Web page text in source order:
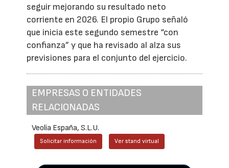
seguir mejorando su resultado neto
corriente en 2026. El propio Grupo señaló
que inicia este segundo semestre “con
confianza” y que ha revisado al alza sus
previsiones para el conjunto del ejercicio.
EMPRESAS O ENTIDADES
RELACIONADAS
Veolia España, S.L.U.
Solicitar información Ver stand virtual